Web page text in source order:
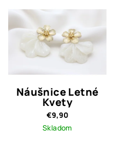
Náušnice Letné
Kvety
€9,90
Skladom